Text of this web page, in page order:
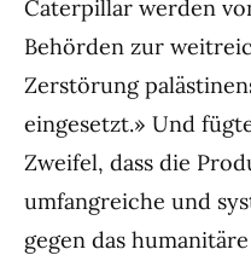
Caterpillar werden
Behörden zur
Zerstörung
eingesetzt.» Und
Zweifel, dass die
umfangreiche und
gegen das